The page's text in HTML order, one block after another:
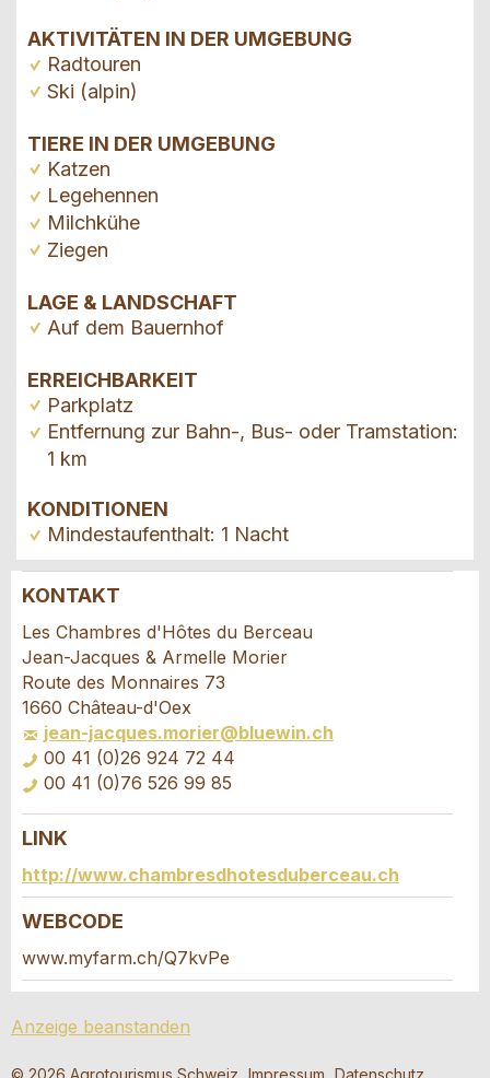
AKTIVITÄTEN IN DER UMGEBUNG
Radtouren
Ski (alpin)
TIERE IN DER UMGEBUNG
Katzen
Legehennen
Milchkühe
Ziegen
LAGE & LANDSCHAFT
Auf dem Bauernhof
ERREICHBARKEIT
Parkplatz
Entfernung zur Bahn-, Bus- oder Tramstation:
1 km
KONDITIONEN
Mindestaufenthalt: 1 Nacht
Anzeige beanstanden
Ihr Feedback wird sehr geschätzt!
Allgemeines Feedback
Anzeige nicht mehr gültig
Anzeige unvollständig
Anzeige weiterempfehlen
Empfehlen Sie diese Anzeige an Freunde weiter.
* Eingabe erforderlich
ANZEIGE WEITEREMPFEHLEN
KONTAKT
Les Chambres d'Hôtes du Berceau
Jean-Jacques & Armelle Morier
Route des Monnaires 73
1660 Château-d'Oex
jean-jacques.morier@bluewin.ch
00 41 (0)26 924 72 44
00 41 (0)76 526 99 85
Buchungsanfrage
Verfassen Sie eine Nachricht für die
Kontaktpersonen dieser Anzeige.
Abreise
LINK
http://www.chambresdhotesduberceau.ch
WEBCODE
www.myfarm.ch/Q7kvPe
Anzeige beanstanden
© 2026 Agrotourismus Schweiz Impressum Datenschutz